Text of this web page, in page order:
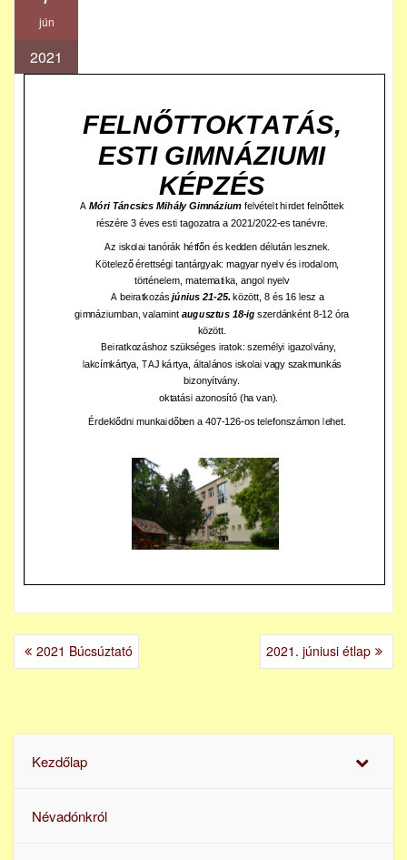
jún
2021
BEJEGYZÉS
NAVIGÁCIÓ
2021 Búcsúztató 2021. júniusi étlap
Kezdőlap
Névadónkról